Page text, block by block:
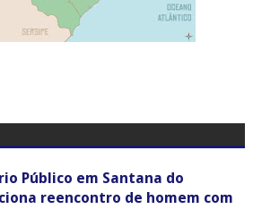
Público em Santana do
reencontro de homem com